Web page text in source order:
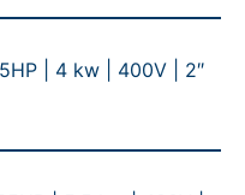
| 4 kw | 400V | 2″